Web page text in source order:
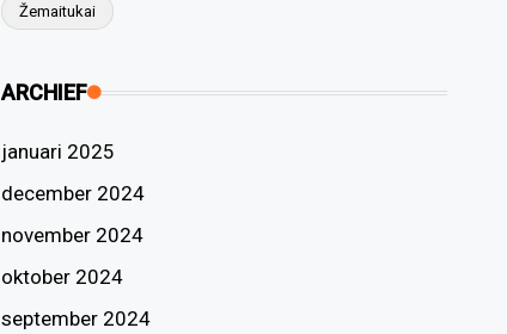
Žemaitukai
ARCHIEF
januari 2025
december 2024
november 2024
oktober 2024
september 2024